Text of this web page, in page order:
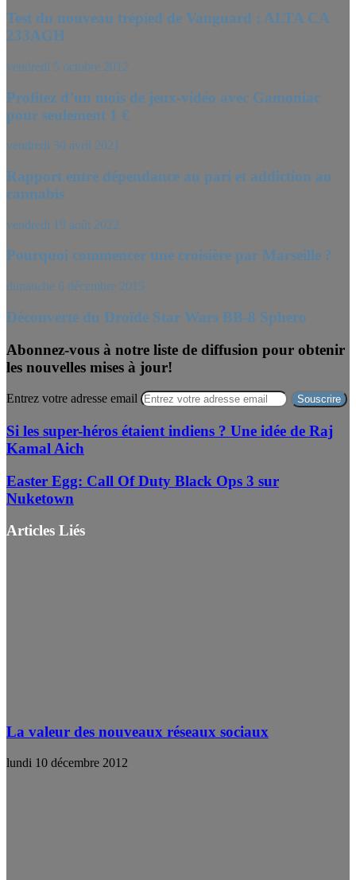
Test du nouveau trépied de Vanguard : ALTA CA
233AGH
vendredi 5 octobre 2012
Profitez d’un mois de jeux-vidéo avec Gamoniac
pour seulement 1 €
vendredi 30 avril 2021
Rapport entre dépendance au pari et addiction au
cannabis
vendredi 19 août 2022
Pourquoi commencer une croisière par Marseille ?
dimanche 6 décembre 2015
Découverte du Droïde Star Wars BB-8 Sphero
Abonnez-vous à notre liste de diffusion pour obtenir
les nouvelles mises à jour!
Entrez votre adresse email
Si les super-héros étaient indiens ? Une idée de Raj
Kamal Aich
Easter Egg: Call Of Duty Black Ops 3 sur
Nuketown
Articles Liés
La valeur des nouveaux réseaux sociaux
lundi 10 décembre 2012